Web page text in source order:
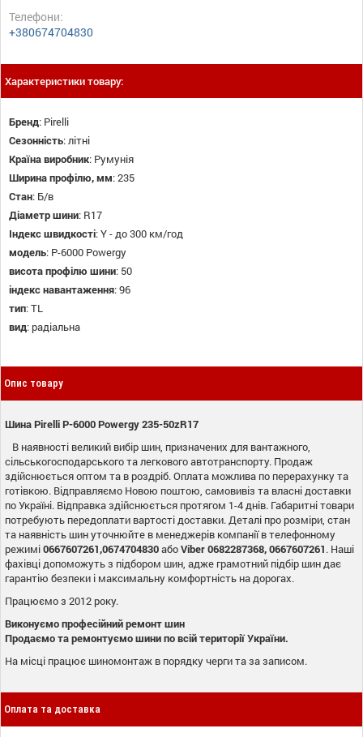
Телефони:
+380674704830
Характеристики товару:
Бренд: Pirelli
Сезонність: літні
Країна виробник: Румунія
Ширина профілю, мм:235
Стан: Б/в
Діаметр шини: R17
Індекс швидкості:Y - до 300 км/год
модель: P-6000 Powergy
висота профілю шини: 50
індекс навантаження:96
тип:TL
вид: радіальна
Опис товару
Шина Pirelli P-6000 Powergy 235-50zR17
В наявності великий вибір шин, призначених для вантажного,
сільськогосподарського та легкового автотранспорту. Продаж
здійснюється оптом та в роздріб. Оплата можлива по перерахунку та
готівкою. Відправляємо Новою поштою, самовивіз та власні доставки
по Україні. Відправка здійснюється протягом 1-4 днів. Габаритні товари
потребують передоплати вартості доставки. Деталі про розміри, стан
та наявність шин уточнюйте в менеджерів компанії в телефонному
режимі0667607261,0674704830абоViber 0682287368, 0667607261. Наші
фахівці допоможуть з підбором шин, адже грамотний підбір шин дає
гарантію безпеки і максимальну комфортність на дорогах.
Працюємо з 2012 року.
Виконуємо професійний ремонт шин
Продаємо та ремонтуємо шини по всій території України.
На місці працює шиномонтаж в порядку черги та за записом.
Оплата та доставка